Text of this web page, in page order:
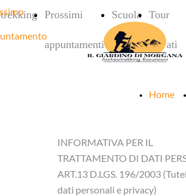
Prossimi
appuntamenti
Scuola Tour
privati
Home
INFORMATIVA PER IL
TRATTAMENTO DI DATI
ART.13 D.LGS. 196/2003
dati personali e privacy)